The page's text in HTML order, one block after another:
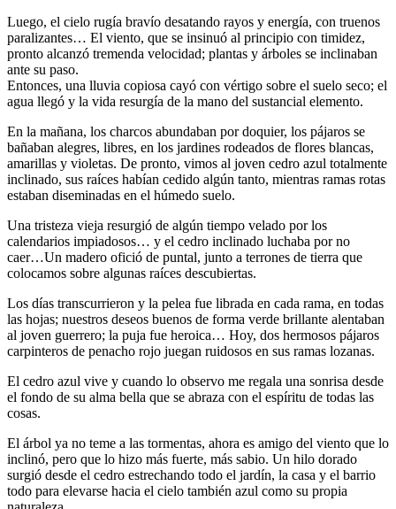
Luego, el cielo rugía bravío desatando rayos y energía, con truenos
paralizantes… El viento, que se insinuó al principio con timidez,
pronto alcanzó tremenda velocidad; plantas y árboles se inclinaban
ante su paso.
Entonces, una lluvia copiosa cayó con vértigo sobre el suelo seco; el
agua llegó y la vida resurgía de la mano del sustancial elemento.
En la mañana, los charcos abundaban por doquier, los pájaros se
bañaban alegres, libres, en los jardines rodeados de flores blancas,
amarillas y violetas. De pronto, vimos al joven cedro azul totalmente
inclinado, sus raíces habían cedido algún tanto, mientras ramas rotas
estaban diseminadas en el húmedo suelo.
Una tristeza vieja resurgió de algún tiempo velado por los
calendarios impiadosos… y el cedro inclinado luchaba por no
caer…Un madero ofició de puntal, junto a terrones de tierra que
colocamos sobre algunas raíces descubiertas.
Los días transcurrieron y la pelea fue librada en cada rama, en todas
las hojas; nuestros deseos buenos de forma verde brillante alentaban
al joven guerrero; la puja fue heroica… Hoy, dos hermosos pájaros
carpinteros de penacho rojo juegan ruidosos en sus ramas lozanas.
El cedro azul vive y cuando lo observo me regala una sonrisa desde
el fondo de su alma bella que se abraza con el espíritu de todas las
cosas.
El árbol ya no teme a las tormentas, ahora es amigo del viento que lo
inclinó, pero que lo hizo más fuerte, más sabio. Un hilo dorado
surgió desde el cedro estrechando todo el jardín, la casa y el barrio
todo para elevarse hacia el cielo también azul como su propia